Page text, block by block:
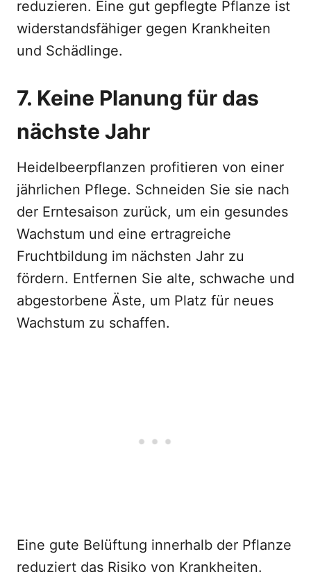
reduzieren. Eine gut gepflegte Pflanze ist
widerstandsfähiger gegen Krankheiten
und Schädlinge.
7. Keine Planung für das
nächste Jahr
Heidelbeerpflanzen profitieren von einer
jährlichen Pflege. Schneiden Sie sie nach
der Erntesaison zurück, um ein gesundes
Wachstum und eine ertragreiche
Fruchtbildung im nächsten Jahr zu
fördern. Entfernen Sie alte, schwache und
abgestorbene Äste, um Platz für neues
Wachstum zu schaffen.
Eine gute Belüftung innerhalb der Pflanze
reduziert das Risiko von Krankheiten.